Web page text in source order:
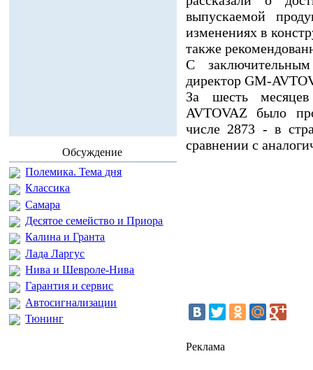
Обсуждение
Полемика. Тема дня
Классика
Самара
Десятое семейство и Приора
Калина и Гранта
Лада Ларгус
Нива и Шевроле-Нива
Гарантия и сервис
Автосигнализации
Тюнинг
выпускаемой
изменениях в
также
С
директор GM-
За шесть
AVTOVAZ было
числе 2873 - в
сравнении с
Реклама